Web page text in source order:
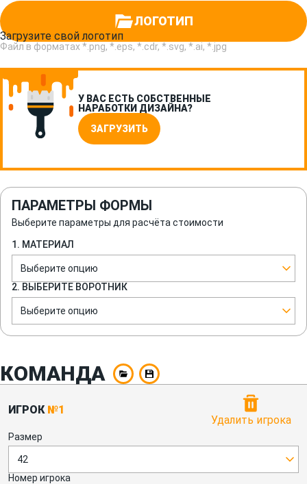
ЛОГОТИП
Загрузите свой логотип
Файл в форматах *.png, *.eps, *.cdr, *.svg, *.ai, *.jpg
У ВАС ЕСТЬ СОБСТВЕННЫЕ
НАРАБОТКИ ДИЗАЙНА?
ЗАГРУЗИТЬ
ПАРАМЕТРЫ ФОРМЫ
Выберите параметры для расчёта стоимости
1. МАТЕРИАЛ
Выберите опцию
2. ВЫБЕРИТЕ ВОРОТНИК
Выберите опцию
КОМАНДА
ИГРОК №1
Удалить игрока
Размер
42
Номер игрока